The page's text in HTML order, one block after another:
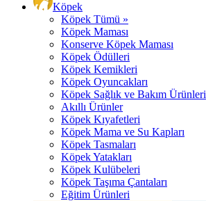
Köpek
Köpek Tümü »
Köpek Maması
Konserve Köpek Maması
Köpek Ödülleri
Köpek Kemikleri
Köpek Oyuncakları
Köpek Sağlık ve Bakım Ürünleri
Akıllı Ürünler
Köpek Kıyafetleri
Köpek Mama ve Su Kapları
Köpek Tasmaları
Köpek Yatakları
Köpek Kulübeleri
Köpek Taşıma Çantaları
Eğitim Ürünleri